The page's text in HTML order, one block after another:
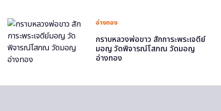
อ่างทอง
กราบหลวงพ่อขาว สักการะพระเจดีย์
มอญ วัดพิจารณ์โสภณ วัดมอญ
อ่างทอง